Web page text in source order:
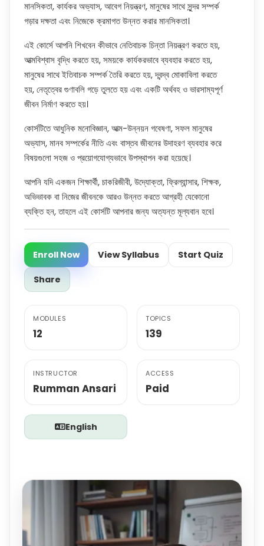
মানসিকতা, কার্যকর অভ্যাস, আবেগ নিয়ন্ত্রণ, মানুষের সাথে সুন্দর সম্পর্ক
গড়ার দক্ষতা এবং নিজেকে ক্রমাগত উন্নত করার মানসিকতা।
এই কোর্সে আপনি শিখবেন কীভাবে নেতিবাচক চিন্তা নিয়ন্ত্রণ করতে হয়,
আত্মবিশ্বাস বৃদ্ধি করতে হয়, সময়কে কার্যকরভাবে ব্যবহার করতে হয়,
মানুষের সাথে ইতিবাচক সম্পর্ক তৈরি করতে হয়, দ্বন্দ্ব মোকাবিলা করতে
হয়, নেতৃত্বের গুণাবলি গড়ে তুলতে হয় এবং একটি অর্থবহ ও ভারসাম্যপূর্ণ
জীবন নির্মাণ করতে হয়।
কোর্সটিতে আধুনিক মনোবিজ্ঞান, আত্ম-উন্নয়ন গবেষণা, সফল মানুষের
অভ্যাস, মানব সম্পর্কের নীতি এবং বাস্তব জীবনের উদাহরণ ব্যবহার করে
বিষয়গুলো সহজ ও প্রয়োগযোগ্যভাবে উপস্থাপন করা হয়েছে।
আপনি যদি একজন শিক্ষার্থী, চাকরিজীবী, উদ্যোক্তা, ফ্রিল্যান্সার, শিক্ষক,
অভিভাবক বা নিজের জীবনকে আরও উন্নত করতে আগ্রহী যেকোনো
ব্যক্তি হন, তাহলে এই কোর্সটি আপনার জন্য অত্যন্ত মূল্যবান হবে।
Enroll Now View Syllabus Start Quiz
Share
MODULES
12
TOPICS
139
INSTRUCTOR
Rumman Ansari
ACCESS
Paid
English